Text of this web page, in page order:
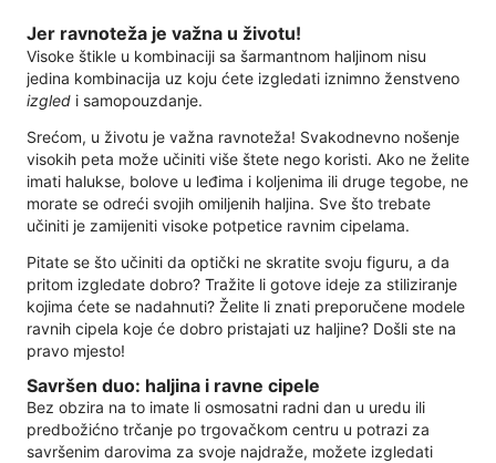
Jer ravnoteža je važna u životu!
Visoke štikle u kombinaciji sa šarmantnom haljinom nisu
jedina kombinacija uz koju ćete izgledati iznimno ženstveno
izgled i samopouzdanje.
Srećom, u životu je važna ravnoteža! Svakodnevno nošenje
visokih peta može učiniti više štete nego koristi. Ako ne želite
imati halukse, bolove u leđima i koljenima ili druge tegobe, ne
morate se odreći svojih omiljenih haljina. Sve što trebate
učiniti je zamijeniti visoke potpetice ravnim cipelama.
Pitate se što učiniti da optički ne skratite svoju figuru, a da
pritom izgledate dobro? Tražite li gotove ideje za stiliziranje
kojima ćete se nadahnuti? Želite li znati preporučene modele
ravnih cipela koje će dobro pristajati uz haljine? Došli ste na
pravo mjesto!
Savršen duo: haljina i ravne cipele
Bez obzira na to imate li osmosatni radni dan u uredu ili
predbožićno trčanje po trgovačkom centru u potrazi za
savršenim darovima za svoje najdraže, možete izgledati